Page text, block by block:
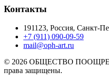
Контакты
191123, Россия, Санкт-
+7 (911) 090-09-59
mail@oph-art.ru
© 2026 ОБЩЕСТВО
права защищены.